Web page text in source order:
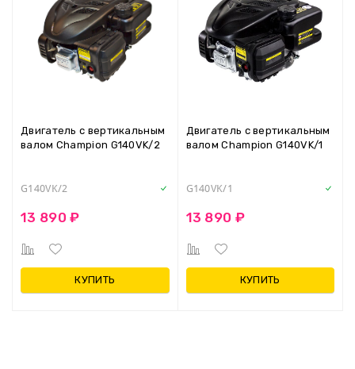
Двигатель с вертикальным
валом Champion G140VK/2
G140VK/2
13 890 ₽
КУПИТЬ
Двигатель с вертикальным
валом Champion G140VK/1
G140VK/1
13 890 ₽
КУПИТЬ